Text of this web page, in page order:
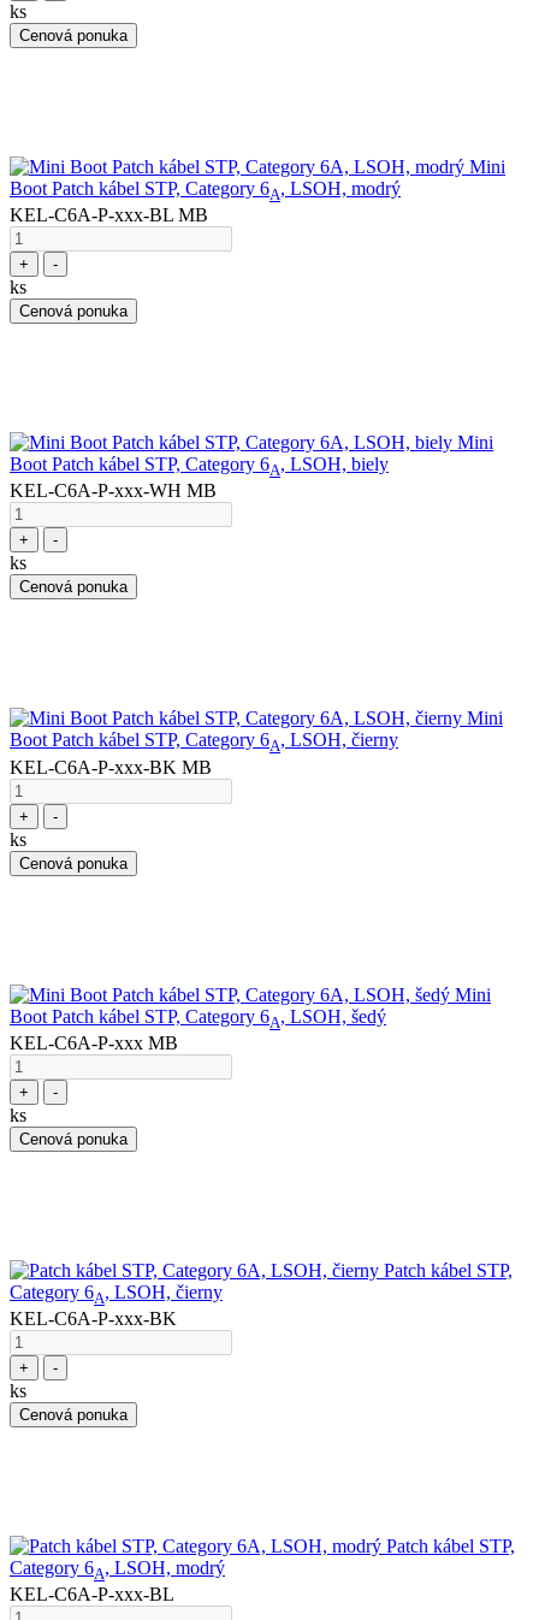
ks
Cenová ponuka
Mini
Boot Patch kábel STP, Category 6A, LSOH, modrý
KEL-C6A-P-xxx-BL MB
+ -
ks
Cenová ponuka
Mini
Boot Patch kábel STP, Category 6A, LSOH, biely
KEL-C6A-P-xxx-WH MB
+ -
ks
Cenová ponuka
Mini
Boot Patch kábel STP, Category 6A, LSOH, čierny
KEL-C6A-P-xxx-BK MB
+ -
ks
Cenová ponuka
Mini
Boot Patch kábel STP, Category 6A, LSOH, šedý
KEL-C6A-P-xxx MB
+ -
ks
Cenová ponuka
Patch kábel STP,
Category 6A, LSOH, čierny
KEL-C6A-P-xxx-BK
+ -
ks
Cenová ponuka
Patch kábel STP,
Category 6A, LSOH, modrý
KEL-C6A-P-xxx-BL